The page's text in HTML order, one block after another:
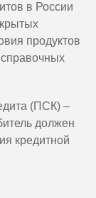
в России
продуктов
(ПСК) –
должен
кредитной